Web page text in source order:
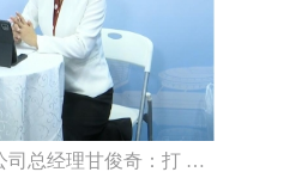
司总经理甘俊奇：打 …